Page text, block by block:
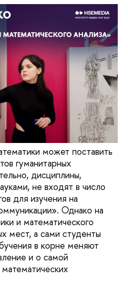
может поставить
гуманитарных
дисциплины,
не входят в число
для изучения на
Однако на
и математического
мест, а сами студенты
в корне меняют
и о самой